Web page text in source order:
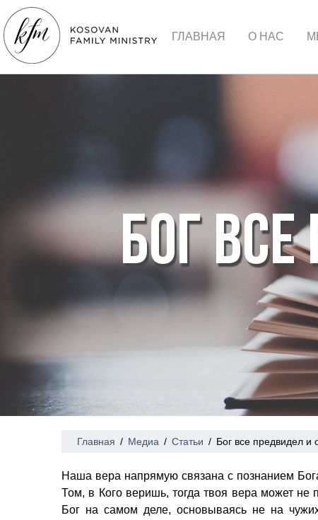
ГЛАВНАЯ О НАС
БОГ
Главная / Медиа / Статьи / Бог все предвидел и
Наша вера напрямую связана с познанием
Том, в Кого веришь, тогда твоя вера может не
Бог на самом деле, основываясь не на